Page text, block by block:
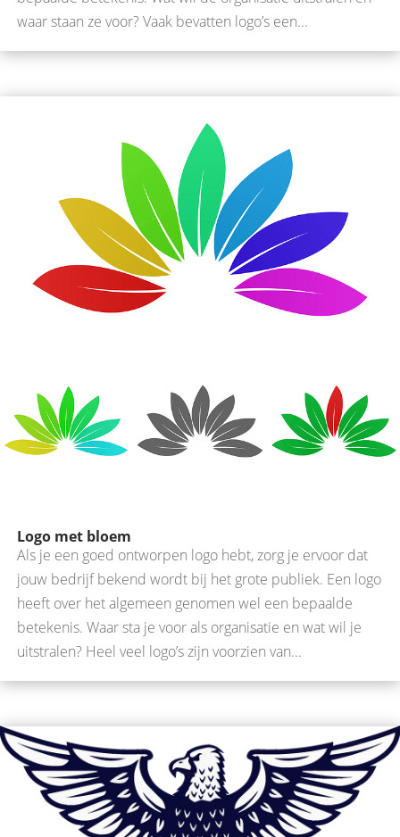
waar staan ze voor? Vaak bevatten logo’s een...
Logo met bloem
Als je een goed ontworpen logo hebt, zorg je ervoor dat
jouw bedrijf bekend wordt bij het grote publiek. Een logo
heeft over het algemeen genomen wel een bepaalde
betekenis. Waar sta je voor als organisatie en wat wil je
uitstralen? Heel veel logo’s zijn voorzien van...